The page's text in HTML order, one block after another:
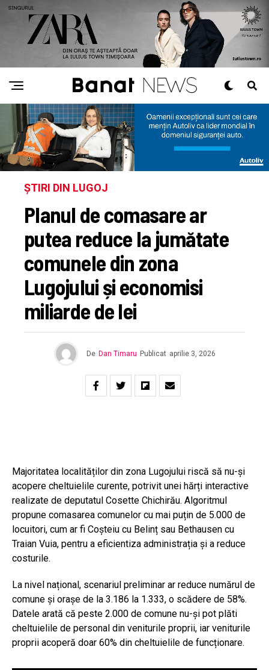
ȘTIRI DIN LUGOJ
Planul de comasare ar
putea reduce la jumătate
comunele din zona
Lugojului și economisi
miliarde de lei
De Dan Timaru Publicat aprilie 3, 2026
Majoritatea localităților din zona Lugojului riscă să nu-și
acopere cheltuielile curente, potrivit unei hărți interactive
realizate de deputatul Cosette Chichirău. Algoritmul
propune comasarea comunelor cu mai puțin de 5.000 de
locuitori, cum ar fi Coșteiu cu Belinț sau Bethausen cu
Traian Vuia, pentru a eficientiza administrația și a reduce
costurile.
La nivel național, scenariul preliminar ar reduce numărul de
comune și orașe de la 3.186 la 1.333, o scădere de 58%.
Datele arată că peste 2.000 de comune nu-și pot plăti
cheltuielile de personal din veniturile proprii, iar veniturile
proprii acoperă doar 60% din cheltuielile de funcționare.